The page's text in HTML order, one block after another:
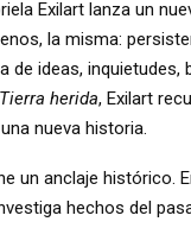
Exilart lanza un
la misma:
ideas, inquietudes,
Tierra herida, Exilart
nueva historia.
un anclaje histórico.
hechos del